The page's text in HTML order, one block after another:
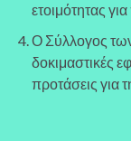
ετοιμότητας
Ο Σύλλογος των
δοκιμαστικές
προτάσεις για